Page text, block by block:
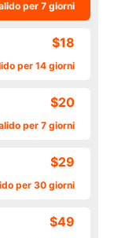
per 7 giorni
$18
per 14 giorni
$20
per 7 giorni
$29
per 30 giorni
$49